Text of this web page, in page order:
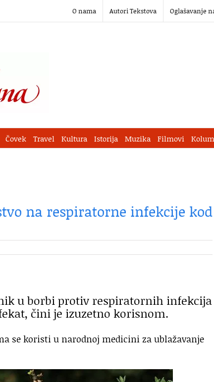
O nama Autori Tekstova Oglašavanje
Čovek Travel Kultura Istorija Muzika Filmovi
na respiratorne infekcije kod
u borbi protiv respiratornih infekcija
čini je izuzetno korisnom.
se koristi u narodnoj medicini za ublažavanje